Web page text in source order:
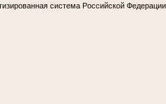
система Российской